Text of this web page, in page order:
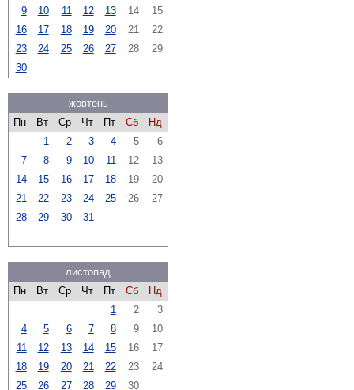
9 10 11 12 13 14
15
16
17 18 19 20 21
22
23
24 25 26 27 28
29
30
жовтень
Пн
Вт Ср Чт Пт Сб
Нд
1
2 3 4 5
6
7
8 9 10 11 12
13
14
15 16 17 18 19
20
21
22 23 24 25 26
27
28
29 30 31
листопад
Пн
Вт Ср Чт Пт Сб
Нд
1
2
3
4
5 6 7 8 9
10
11
12 13 14 15 16
17
18
19 20 21 22 23
24
25
26 27 28 29 30